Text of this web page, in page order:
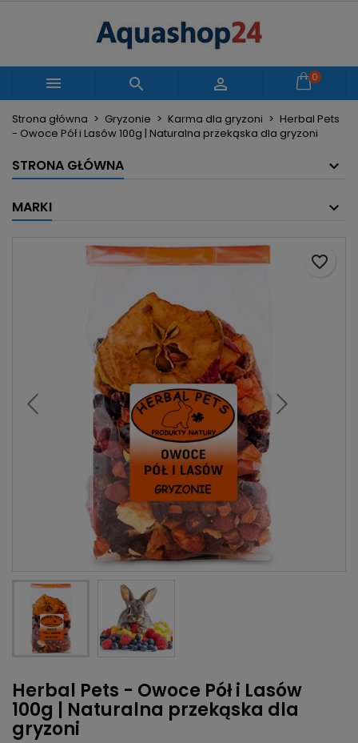
   0
Strona główna Gryzonie Karma dla gryzoni
Herbal Pets
- Owoce Pół i Lasów 100g | Naturalna przekąska dla gryzoni
STRONA GŁÓWNA
MARKI
Herbal Pets - Owoce Pół i Lasów
100g | Naturalna przekąska dla
gryzoni
favorite_border
Moje listy życzeń
add_circle_outline Utwórz nową listę
Utwórz listę życzeń
Nazwa listy życzeń
Zaloguj się
Musisz być zalogowany by zapisać produkty na
swojej liście życzeń.
Anuluj Zaloguj się